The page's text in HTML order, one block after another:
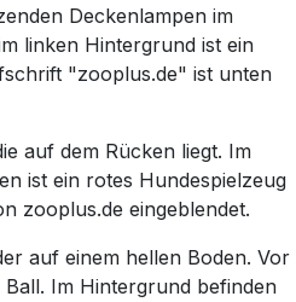
Deckenlampen im
linken Hintergrund ist ein
"zooplus.de" ist unten
auf dem Rücken liegt. Im
ist ein rotes Hundespielzeug
zooplus.de eingeblendet.
auf einem hellen Boden. Vor
Im Hintergrund befinden